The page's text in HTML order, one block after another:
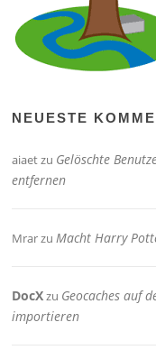
NEUESTE
aiaetzu Gelöschte
entfernen
MrarzuMacht Harry
DocXzu Geocaches auf
importieren